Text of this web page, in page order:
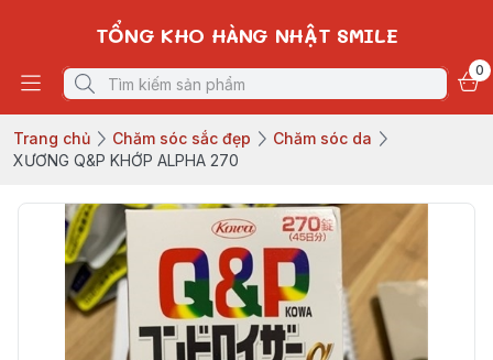
TỔNG KHO HÀNG NHẬT SMILE
0
Trang chủ Chăm sóc sắc đẹp
Chăm sóc da
XƯƠNG Q&P KHỚP ALPHA 270